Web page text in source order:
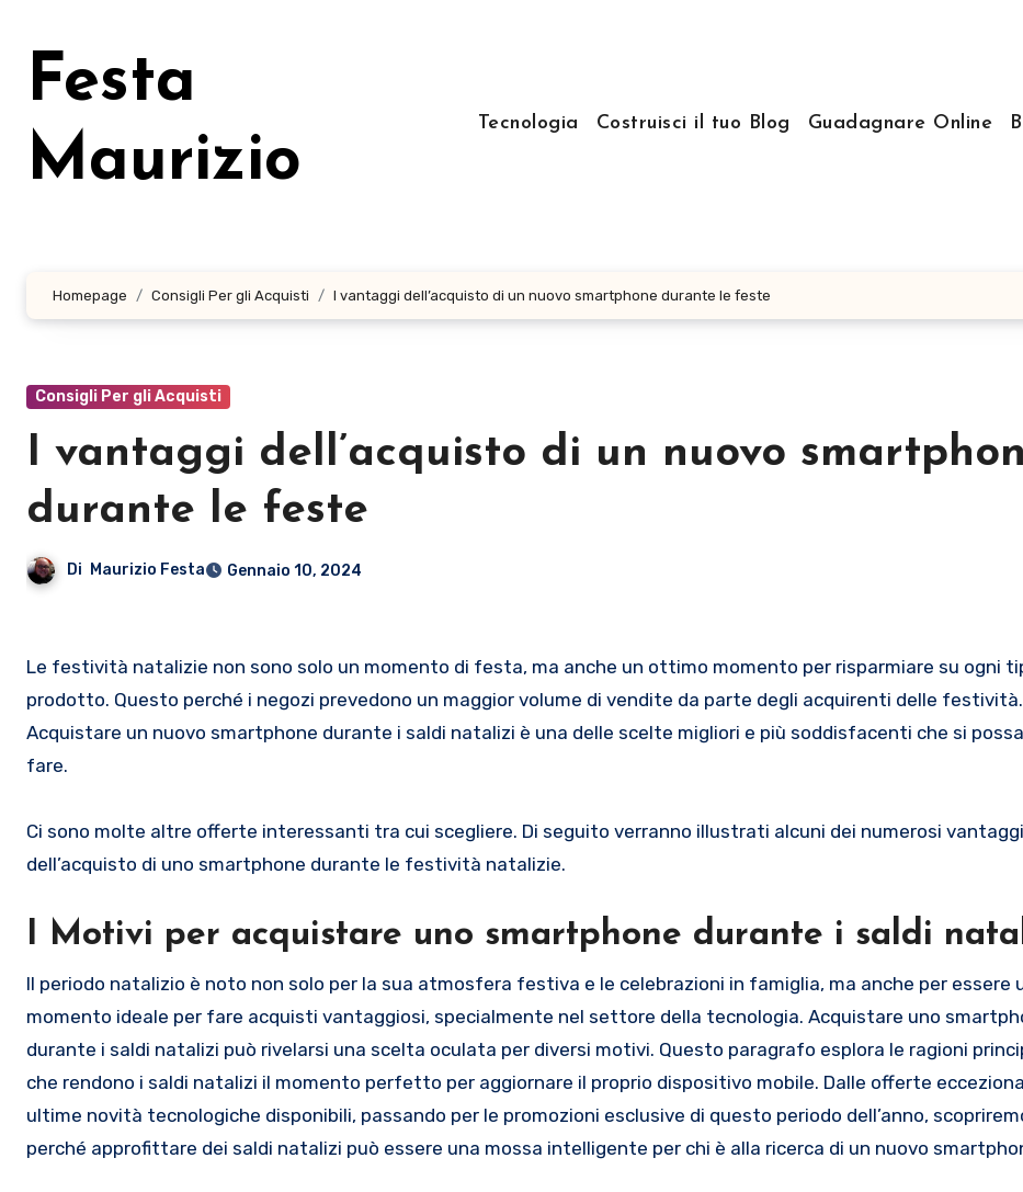
contenuto
Festa
Maurizio
Tecnologia Costruisci il tuo Blog Guadagnare Online
Homepage Consigli Per gli Acquisti I vantaggi dell’acquisto di un nuovo smartphone durante le feste
Consigli Per gli Acquisti
I vantaggi dell’acquisto di un nuovo
durante le feste
Di Maurizio Festa Gennaio 10, 2024
Le festività natalizie non sono solo un momento di festa, ma anche un ottimo momento per risparmiare su ogni tipo di
prodotto. Questo perché i negozi prevedono un maggior volume di vendite da parte degli acquirenti delle festività.
Acquistare un nuovo smartphone durante i saldi natalizi è una delle scelte migliori e più soddisfacenti che si
fare.
Ci sono molte altre offerte interessanti tra cui scegliere. Di seguito verranno illustrati alcuni dei numerosi vantaggi
dell’acquisto di uno smartphone durante le festività natalizie.
I Motivi per acquistare uno smartphone durante i saldi
Il periodo natalizio è noto non solo per la sua atmosfera festiva e le celebrazioni in famiglia, ma anche per essere
momento ideale per fare acquisti vantaggiosi, specialmente nel settore della tecnologia. Acquistare uno
durante i saldi natalizi può rivelarsi una scelta oculata per diversi motivi. Questo paragrafo esplora le ragioni
che rendono i saldi natalizi il momento perfetto per aggiornare il proprio dispositivo mobile. Dalle offerte
ultime novità tecnologiche disponibili, passando per le promozioni esclusive di questo periodo dell’anno,
perché approfittare dei saldi natalizi può essere una mossa intelligente per chi è alla ricerca di un nuovo